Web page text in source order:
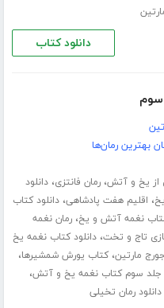
دانلود کتاب
سوم
بهترین رمان‌ها
از یخ و آتش،رمان فانتزی،دانلود
، اقلیم هفت پادشاهی،دانلود کتاب
نغمه آتش و یخ،رمان نغمه
تاج و تخت،دانلود کتاب نغمه یخ
جورج مارتین،کتاب یورش شمشیرها،
جلد سوم کتاب نغمه یخ و آتش،
دانلود رمان تخیلی